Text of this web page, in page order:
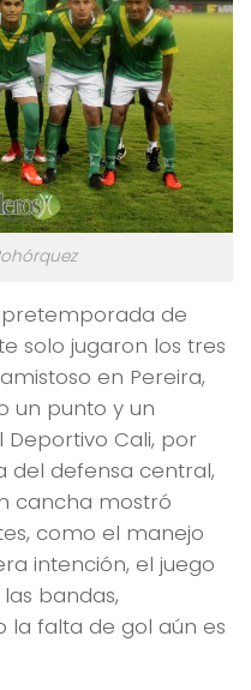
pretemporada de
solo jugaron los tres
en Pereira,
un punto y un
Cali, por
del defensa central,
cancha mostró
como el manejo
intención, el juego
bandas,
la falta de gol aún es